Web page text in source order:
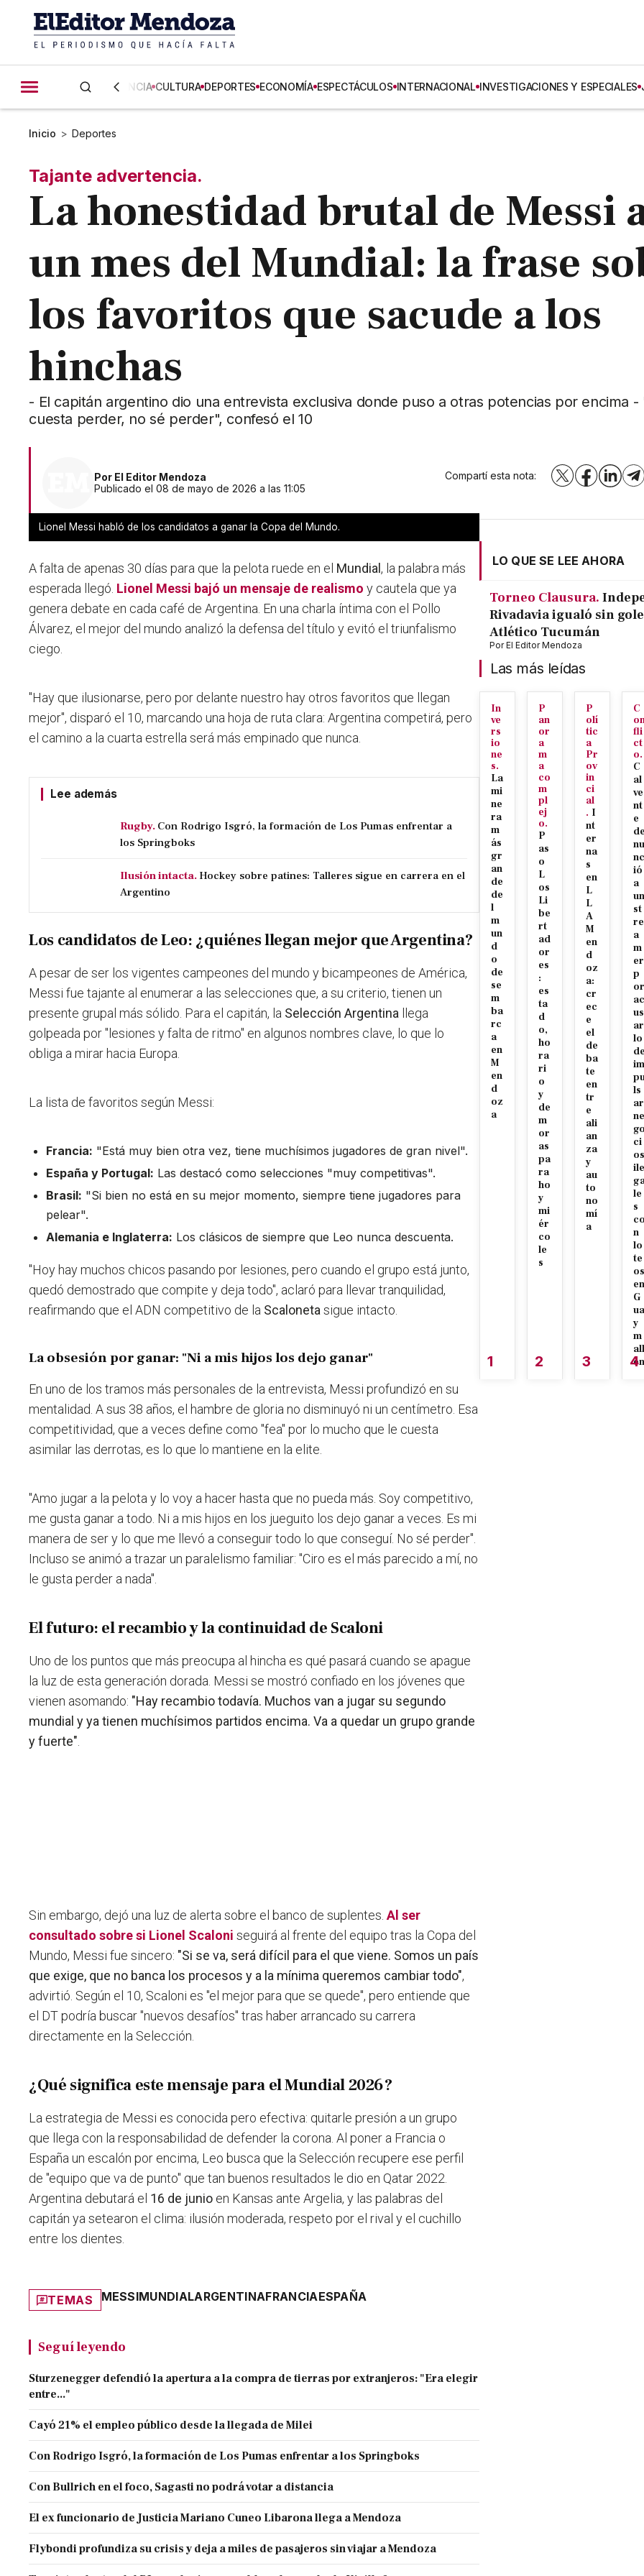
CIENCIA CULTURA DEPORTES ECONOMÍA ESPECTÁCULOS INTERNACIONAL INVESTIGACIONES Y ESPECIALES
Inicio > Deportes
Tajante advertencia.
La honestidad brutal de Messi
un mes del Mundial: la frase
los favoritos que sacude a los
hinchas
- El capitán argentino dio una entrevista exclusiva donde puso a otras potencias por encima -
cuesta perder, no sé perder", confesó el 10
Por El Editor Mendoza
Publicado el 08 de mayo de 2026 a las 11:05
Compartí esta nota: X Facebook
Lionel Messi habló de los candidatos a ganar la Copa del Mundo.
A falta de apenas 30 días para que la pelota ruede en el Mundial, la palabra más
esperada llegó. Lionel Messi bajó un mensaje de realismo y cautela que ya
genera debate en cada café de Argentina. En una charla íntima con el Pollo
Álvarez, el mejor del mundo analizó la defensa del título y evitó el triunfalismo
ciego.
"Hay que ilusionarse, pero por delante nuestro hay otros favoritos que llegan
mejor", disparó el 10, marcando una hoja de ruta clara: Argentina competirá, pero
el camino a la cuarta estrella será más empinado que nunca.
Lee además
Rugby. Con Rodrigo Isgró, la formación de Los Pumas enfrentar a
los Springboks
Ilusión intacta. Hockey sobre patines: Talleres sigue en carrera en el
Argentino
Los candidatos de Leo: ¿quiénes llegan mejor que Argentina?
A pesar de ser los vigentes campeones del mundo y bicampeones de América,
Messi fue tajante al enumerar a las selecciones que, a su criterio, tienen un
presente grupal más sólido. Para el capitán, la Selección Argentina llega
golpeada por "lesiones y falta de ritmo" en algunos nombres clave, lo que lo
obliga a mirar hacia Europa.
La lista de favoritos según Messi:
Francia: "Está muy bien otra vez, tiene muchísimos jugadores de gran nivel".
España y Portugal: Las destacó como selecciones "muy competitivas".
Brasil: "Si bien no está en su mejor momento, siempre tiene jugadores para
pelear".
Alemania e Inglaterra: Los clásicos de siempre que Leo nunca descuenta.
"Hoy hay muchos chicos pasando por lesiones, pero cuando el grupo está junto,
quedó demostrado que compite y deja todo", aclaró para llevar tranquilidad,
reafirmando que el ADN competitivo de la Scaloneta sigue intacto.
La obsesión por ganar: "Ni a mis hijos los dejo ganar"
En uno de los tramos más personales de la entrevista, Messi profundizó en su
mentalidad. A sus 38 años, el hambre de gloria no disminuyó ni un centímetro. Esa
competitividad, que a veces define como "fea" por lo mucho que le cuesta
asimilar las derrotas, es lo que lo mantiene en la elite.
"Amo jugar a la pelota y lo voy a hacer hasta que no pueda más. Soy competitivo,
me gusta ganar a todo. Ni a mis hijos en los jueguito los dejo ganar a veces. Es mi
manera de ser y lo que me llevó a conseguir todo lo que conseguí. No sé perder".
Incluso se animó a trazar un paralelismo familiar: "Ciro es el más parecido a mí, no
le gusta perder a nada".
El futuro: el recambio y la continuidad de Scaloni
Uno de los puntos que más preocupa al hincha es qué pasará cuando se apague
la luz de esta generación dorada. Messi se mostró confiado en los jóvenes que
vienen asomando: "Hay recambio todavía. Muchos van a jugar su segundo
mundial y ya tienen muchísimos partidos encima. Va a quedar un grupo grande
y fuerte"
Sin embargo, dejó una luz de alerta sobre el banco de suplentes.Al ser
consultado sobre si Lionel Scaloni seguirá al frente del equipo tras la Copa del
Mundo, Messi fue sincero: "Si se va, será difícil para el que viene. Somos un país
que exige, que no banca los procesos y a la mínima queremos cambiar todo",
advirtió. Según el 10, Scaloni es "el mejor para que se quede", pero entiende que
el DT podría buscar "nuevos desafíos" tras haber arrancado su carrera
directamente en la Selección.
¿Qué significa este mensaje para el Mundial 2026?
La estrategia de Messi es conocida pero efectiva: quitarle presión a un grupo
que llega con la responsabilidad de defender la corona. Al poner a Francia o
España un escalón por encima, Leo busca que la Selección recupere ese perfil
de "equipo que va de punto" que tan buenos resultados le dio en Qatar 2022.
Argentina debutará el 16 de junio en Kansas ante Argelia, y las palabras del
capitán ya setearon el clima: ilusión moderada, respeto por el rival y el cuchillo
entre los dientes.
TEMAS MESSIMUNDIALARGENTINAFRANCIAESPAÑA
Seguí leyendo
Sturzenegger defendió la apertura a la compra de tierras por extranjeros: "Era elegir
entre..."
Cayó 21% el empleo público desde la llegada de Milei
Con Rodrigo Isgró, la formación de Los Pumas enfrentar a los Springboks
Con Bullrich en el foco, Sagasti no podrá votar a distancia
El ex funcionario de Justicia Mariano Cuneo Libarona llega a Mendoza
Flybondi profundiza su crisis y deja a miles de pasajeros sin viajar a Mendoza
LO QUE SE LEE AHORA
Torneo Clausura.
Rivadavia igualó sin
Atlético Tucumán
PorEl Editor Mendoza
Las más leídas
In
ve
rs
io
ne
s.
La
mi
ne
ra
m
ás
gr
an
de
de
l
m
un
d
o
de
se
m
ba
rc
a
en
M
en
d
oz
a
1
P
an
or
a
m
a
co
m
pl
ej
o.
P
as
o
L
os
Li
be
rt
ad
or
es
:
es
ta
d
o,
ho
ra
ri
o
y
de
m
or
as
pa
ra
ho
y
mi
ér
co
le
s
2
P
olí
tic
a
Pr
ov
in
ci
al
. I
nt
er
na
s
en
L
L
A
M
en
d
oz
a:
cr
ec
e
el
de
ba
te
en
tr
e
ali
an
za
y
au
to
no
mí
a
3
C
fli
ct
o.
C
al
ve
nt
e
de
nu
nc
ió
a
un
st
re
a
m
er
p
or
ac
us
ar
lo
de
im
ls
ar
ne
go
ci
os
ile
le
s
co
n
lo
te
os
en
G
ua
y
m
all
én
4